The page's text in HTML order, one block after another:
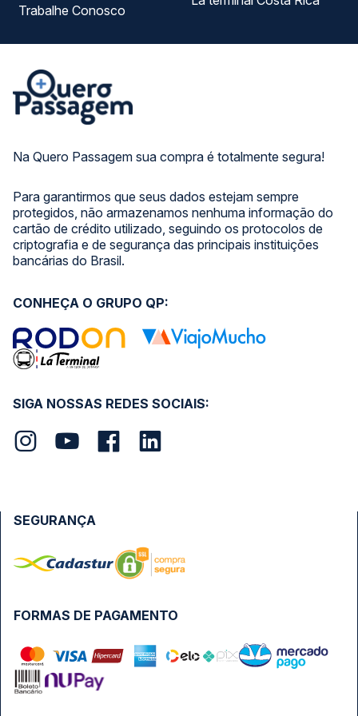
Na Quero Passagem sua compra é totalmente segura!
Para garantirmos que seus dados estejam sempre
protegidos, não armazenamos nenhuma informação do
cartão de crédito utilizado, seguindo os protocolos de
criptografia e de segurança das principais instituições
bancárias do Brasil.
Trabalhe Conosco
SIGA NOSSAS REDES SOCIAIS:
CONHEÇA O GRUPO QP:
FORMAS DE PAGAMENTO
SEGURANÇA